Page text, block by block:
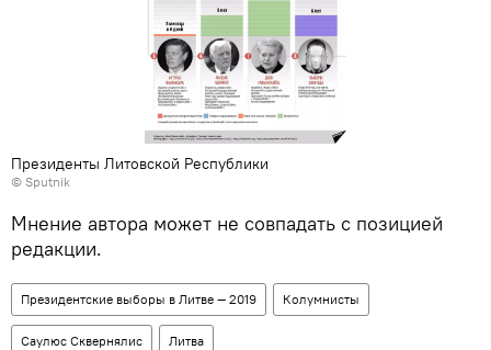
Президенты Литовской Республики
© Sputnik
Мнение автора может не совпадать с позицией
редакции.
Президентские выборы в Литве — 2019 Колумнисты
Саулюс Сквернялис Литва